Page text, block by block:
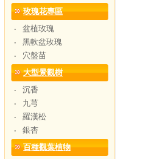
玫瑰花專區
‧
盆植玫瑰
‧
黑軟盆玫瑰
‧
穴盤苗
大型景觀樹
‧
沉香
‧
九芎
‧
羅漢松
‧
銀杏
百種觀葉植物